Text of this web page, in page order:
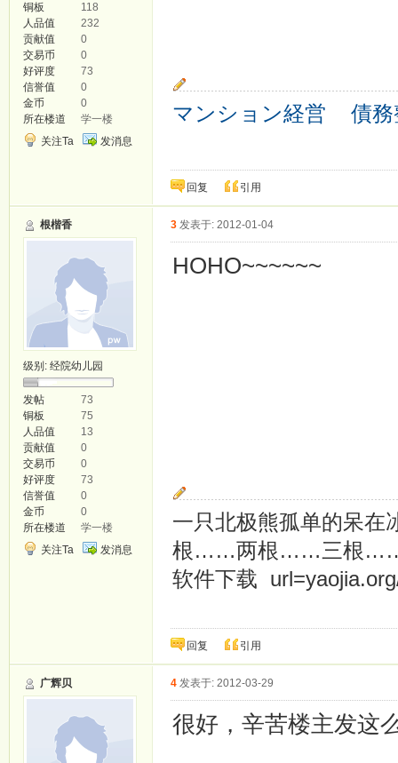
铜板
118
人品值
232
贡献值
0
交易币
0
好评度
73
信誉值
0
金币
0
所在楼道
学一楼
关注Ta
发消息
マンション経営 債
回复 引用
根楷香
级别: 经院幼儿园
发帖
73
铜板
75
人品值
13
贡献值
0
交易币
0
好评度
73
信誉值
0
金币
0
所在楼道
学一楼
关注Ta
发消息
3 发表于: 2012-01-04
HOHO~~~~~~
一只北极熊孤单的呆在
根……两根……三根……
软件下载
回复 引用
广辉贝 4 发表于: 2012-03-29
很好，辛苦楼主发这